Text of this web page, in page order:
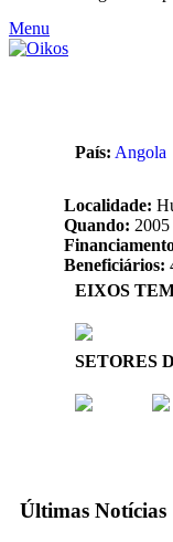
Menu
País: Angola
Localidade:
Quando: 2005
Beneficiários:
EIXOS
SETORES
Últimas Notícias